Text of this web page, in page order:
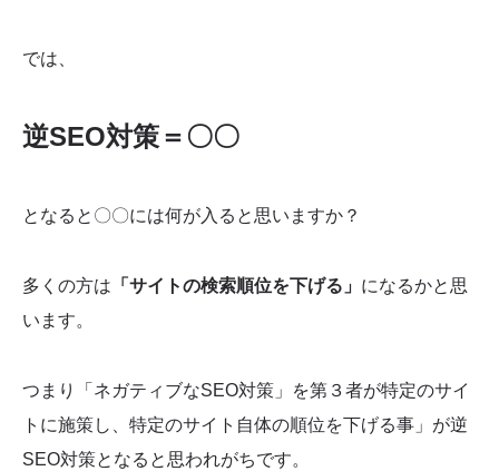
では、
逆SEO対策＝〇〇
となると〇〇には何が入ると思いますか？
多くの方は 「サイトの検索順位を下げる」 になるかと思
います。
つまり「ネガティブなSEO対策」を第３者が特定のサイ
トに施策し、特定のサイト自体の順位を下げる事」が逆
SEO対策となると思われがちです。